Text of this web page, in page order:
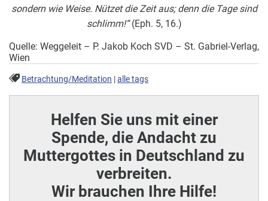
sondern wie Weise. Nützet die Zeit aus; denn die Tage sind
schlimm!“(Eph. 5, 16.)
Quelle: Weggeleit – P. Jakob Koch SVD – St. Gabriel-Verlag,
Wien
Betrachtung/Meditation |alle tags
Helfen Sie uns mit einer
Spende, die Andacht zu
Muttergottes in Deutschland zu
verbreiten.
Wir brauchen Ihre Hilfe!